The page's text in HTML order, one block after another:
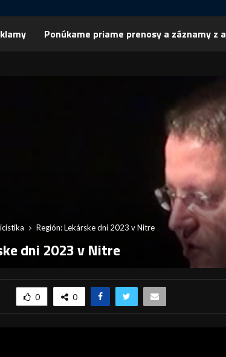
Ponúkame priame prenosy a záznamy z
Región: Lekárske dni 2023 v Nitre
dni 2023 v Nitre
0 0